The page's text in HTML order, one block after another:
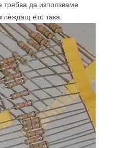
да използваме
ето така: